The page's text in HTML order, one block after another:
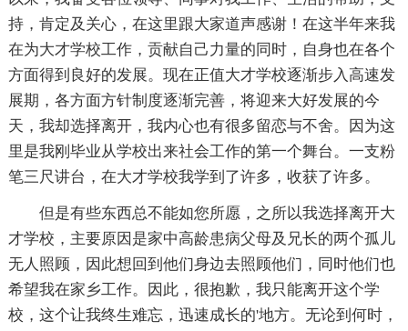
持，肯定及关心，在这里跟大家道声感谢！在这半年来我
在为大才学校工作，贡献自己力量的同时，自身也在各个
方面得到良好的发展。现在正值大才学校逐渐步入高速发
展期，各方面方针制度逐渐完善，将迎来大好发展的今
天，我却选择离开，我内心也有很多留恋与不舍。因为这
里是我刚毕业从学校出来社会工作的第一个舞台。一支粉
笔三尺讲台，在大才学校我学到了许多，收获了许多。
但是有些东西总不能如您所愿，之所以我选择离开大
才学校，主要原因是家中高龄患病父母及兄长的两个孤儿
无人照顾，因此想回到他们身边去照顾他们，同时他们也
希望我在家乡工作。因此，很抱歉，我只能离开这个学
校，这个让我终生难忘，迅速成长的'地方。无论到何时，